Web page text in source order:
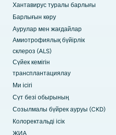
Хантавирус туралы барлығы
Барлығын көру
Аурулар мен жағдайлар
Амиотрофиялық бүйірлік
склероз (ALS)
Сүйек кемігін
трансплантациялау
Ми ісігі
Сүт безі обырының
Созылмалы бүйрек ауруы (CKD)
Колоректальді ісік
ЖИА